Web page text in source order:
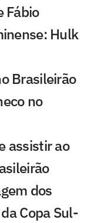
Fábio
Hulk
Brasileirão
no
assistir ao
dos
Copa Sul-